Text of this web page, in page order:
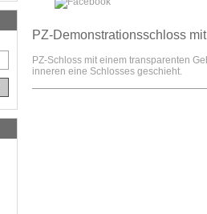
PZ-Demonstrationsschloss
PZ-Schloss mit einem transparenten
inneren eine Schlosses geschieht.